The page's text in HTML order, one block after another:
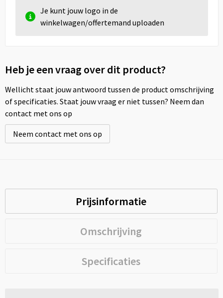
Je kunt jouw logo in de
winkelwagen/offertemand uploaden
Heb je een vraag over dit product?
Wellicht staat jouw antwoord tussen de product omschrijving
of specificaties. Staat jouw vraag er niet tussen? Neem dan
contact met ons op
Neem contact met ons op
Prijsinformatie
Omschrijving
Specificaties